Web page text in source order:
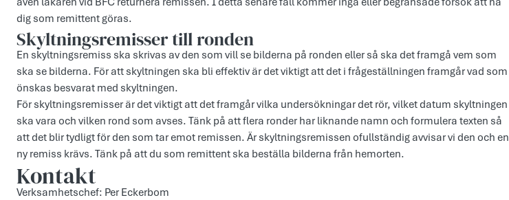
dig som remittent göras.
Skyltningsremisser till ronden
En skyltningsremiss ska skrivas av den som vill se bilderna på ronden eller så ska det framgå vem som
ska se bilderna. För att skyltningen ska bli effektiv är det viktigt att det i frågeställningen framgår vad som
önskas besvarat med skyltningen.
För skyltningsremisser är det viktigt att det framgår vilka undersökningar det rör, vilket datum skyltningen
ska vara och vilken rond som avses. Tänk på att flera ronder har liknande namn och formulera texten så
att det blir tydligt för den som tar emot remissen. Är skyltningsremissen ofullständig avvisar vi den och en
ny remiss krävs. Tänk på att du som remittent ska beställa bilderna från hemorten.
Kontakt
Verksamhetschef: Per Eckerbom